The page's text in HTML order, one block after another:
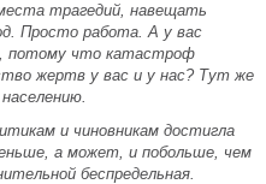
трагедий, навещать
Просто работа. А у вас
потому что катастроф
жертв у вас и у нас? Тут же
и чиновникам достигла
а может, и побольше, чем
беспредельная.